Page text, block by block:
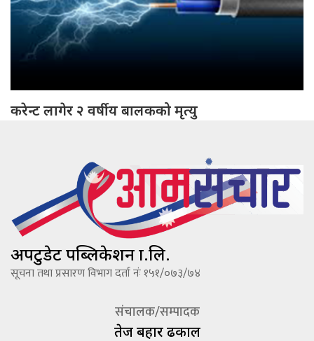
करेन्ट लागेर २ वर्षीय बालकको मृत्यु
अपटुडेट पब्लिकेशन प्रा.लि.
सूचना तथा प्रसारण विभाग दर्ता नंः १५१/०७३/७४
संचालक/सम्पादक
तेज बहादूर ढकाल